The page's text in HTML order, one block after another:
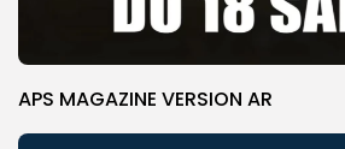
APS MAGAZINE VERSION AR